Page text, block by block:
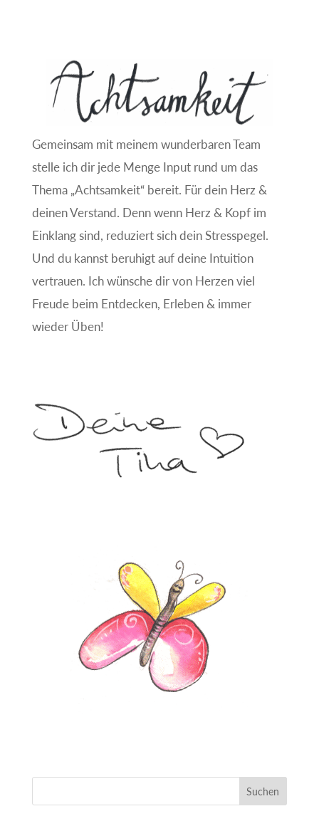
Gemeinsam mit meinem wunderbaren Team
stelle ich dir jede Menge Input rund um das
Thema „Achtsamkeit“ bereit. Für dein Herz &
deinen Verstand. Denn wenn Herz & Kopf im
Einklang sind, reduziert sich dein Stresspegel.
Und du kannst beruhigt auf deine Intuition
vertrauen. Ich wünsche dir von Herzen viel
Freude beim Entdecken, Erleben & immer
wieder Üben!